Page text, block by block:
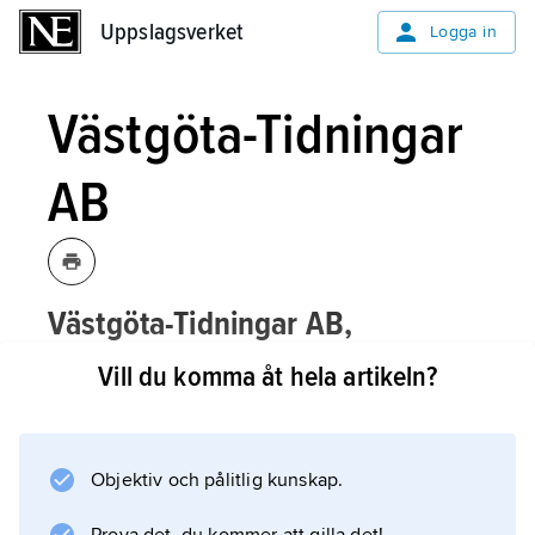
Uppslagsverket Logga in
Västgöta-Tidningar
AB
Västgöta-Tidningar AB,
tidningsbolag, som ingår i
Herencokoncernen, Jönköping.
bolaget fick ansvaret för utgivningen av
Vill du komma åt hela artikeln?
Objektiv och pålitlig kunskap.